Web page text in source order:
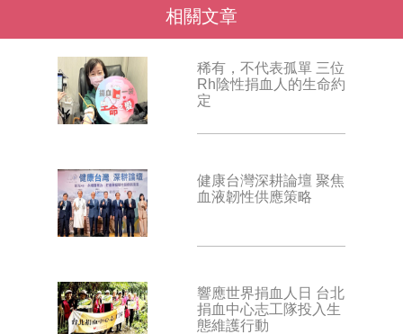
相關文章
稀有，不代表孤單 三位
Rh陰性捐血人的生命約
定
健康台灣深耕論壇 聚焦
血液韌性供應策略
響應世界捐血人日 台北
捐血中心志工隊投入生
態維護行動